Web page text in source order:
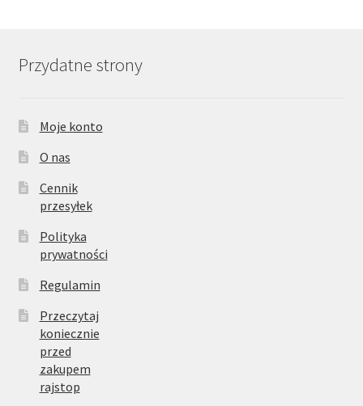
Przydatne strony
Moje konto
O nas
Cennik
przesyłek
Polityka
prywatności
Regulamin
Przeczytaj
koniecznie
przed
zakupem
rajstop